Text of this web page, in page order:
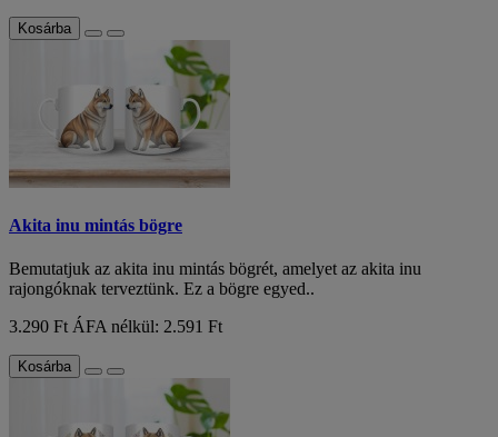
Kosárba
Akita inu mintás bögre
Bemutatjuk az akita inu mintás bögrét, amelyet az akita inu
rajongóknak terveztünk. Ez a bögre egyed..
3.290 FtÁFA nélkül: 2.591 Ft
Kosárba